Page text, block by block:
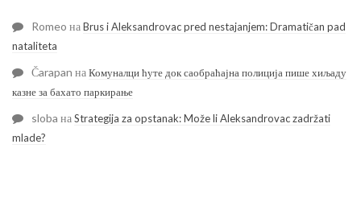
Romeo наBrus i Aleksandrovac pred nestajanjem: Dramatičan pad
nataliteta
Čarapan наКомуналци ћуте док саобраћајна полиција пише хиљаду
казне за бахато паркирање
sloba наStrategija za opstanak: Može li Aleksandrovac zadržati
mlade?